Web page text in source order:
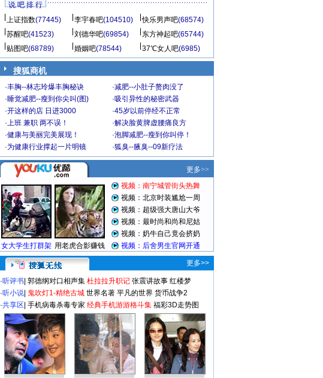
说 吧 排 行
上证指数(77445) 李宇春吧(104510) 快乐男声吧(68574)
苏醒吧(41523) 刘德华吧(69854) 东方神起吧(65744)
贴图吧(68789) 婚姻吧(78544) 37℃女人吧(6985)
搜狐商机
·丰胸--林志玲爆丰胸秘诀 ·减肥--小肚子赘肉没了
·睡觉减肥--瘦到你尖叫(图) ·吸引异性的秘密武器
·开这样的店 日进3000 ·45岁以前停经不正常
·上班 兼职 两不误！ ·解决脸黄脾虚腰痛良方
·健康与美丽完美展现！ ·泡脚减肥--瘦到你叫停！
·为健康行业撑起一片明镜 ·狐臭--腋臭--09新疗法
更多>>
·听评书 郭德纲对口相声集 杜拉拉升职记 张震讲故事 红楼梦
·听小说 鬼吹灯1-精绝古城 世界名著 平凡的世界 货币战争2
·共享区 手机病毒杀毒专家 经典手机游游格斗集 福彩3D走势图